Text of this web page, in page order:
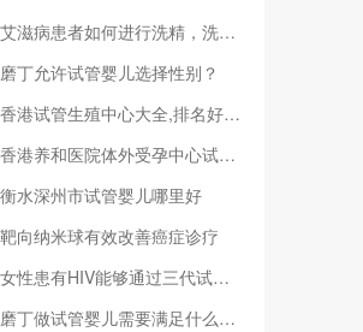
病患者如何进行洗精，洗精技术适应于哪
丁允许试管婴儿选择性别？
试管生殖中心大全,排名好的机构都在这
养和医院体外受孕中心试管婴儿技术
水深州市试管婴儿哪里好
向纳米球有效改善癌症诊疗
患有HIV能够通过三代试管婴儿技术来
丁做试管婴儿需要满足什么条件?